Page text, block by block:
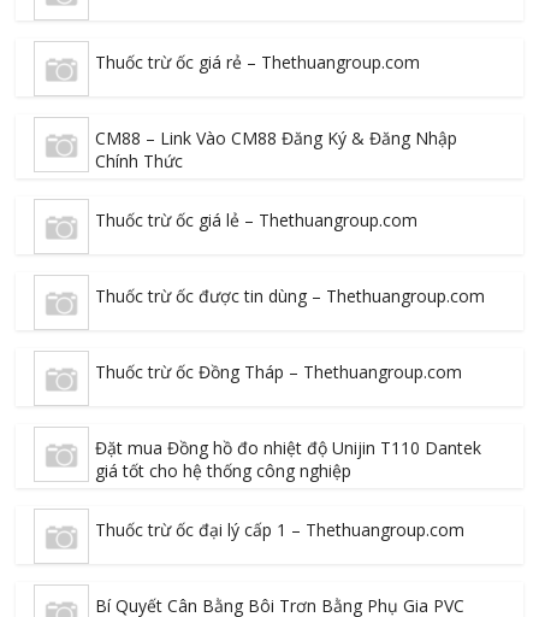
Thuốc trừ ốc giá rẻ – Thethuangroup.com
CM88 – Link Vào CM88 Đăng Ký & Đăng Nhập
Chính Thức
Thuốc trừ ốc giá lẻ – Thethuangroup.com
Thuốc trừ ốc được tin dùng – Thethuangroup.com
Thuốc trừ ốc Đồng Tháp – Thethuangroup.com
Đặt mua Đồng hồ đo nhiệt độ Unijin T110 Dantek
giá tốt cho hệ thống công nghiệp
Thuốc trừ ốc đại lý cấp 1 – Thethuangroup.com
Bí Quyết Cân Bằng Bôi Trơn Bằng Phụ Gia PVC